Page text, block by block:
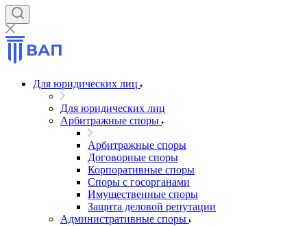
Для юридических лиц
Для юридических лиц
Арбитражные споры
Арбитражные споры
Договорные споры
Корпоративные споры
Споры с госорганами
Имущественные споры
Защита деловой репутации
Административные споры